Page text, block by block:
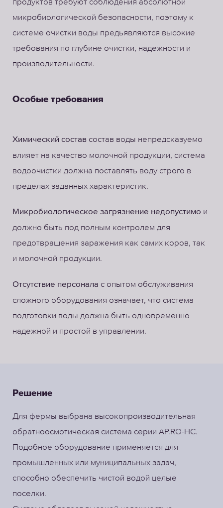
микробиологической безопасности, поэтому к
системе очистки воды предьявляются высокие
требования по глубине очистки, надежности и
производительности.
Особые требования
Химический состав состав воды непредсказуемо
влияет на качество молочной продукции, система
водоочистки должна поставлять воду строго в
пределах заданных характеристик.
Микробиологическое загрязнение недопустимо и
должно быть под полным контролем для
предотвращения заражения как самих коров, так
и молочной продукции.
Отсутствие персонала с опытом обслуживания
сложного оборудования означает, что система
подготовки воды должна быть одновременно
надежной и простой в управлении.
Решение
Для фермы выбрана высокопроизводительная
обратноосмотическая система серии AP.RO-HC.
Подобное оборудование применяется для
промышленных или муниципальных задач,
способно обеспечить чистой водой целые
поселки.